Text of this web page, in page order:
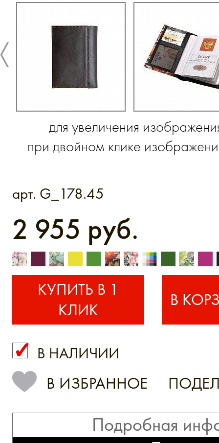
для увеличения
при двойном клике
арт. G_178.45
2 955 руб.
КУПИТЬ В 1
КЛИК
КУПИТЬ В 1 КЛИК
В НАЛИЧИИ
В ИЗБРАННОЕ
Подробная